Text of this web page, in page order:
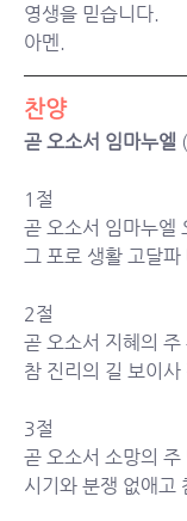
영생을 믿습니다.
아멘.
찬양
곧 오소서 임마누엘
1절
곧 오소서 임마누엘
그 포로 생활 고달
2절
곧 오소서 지혜의
참 진리의 길 보이
3절
곧 오소서 소망의 주
시기와 분쟁 없애고